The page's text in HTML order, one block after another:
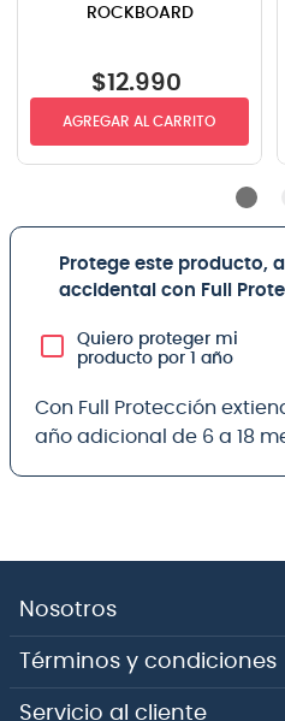
ROCKBOARD
$12.990
AGREGAR AL CARRITO
Protege este producto,
accidental con Full
Quiero proteger mi
producto por 1 año
Con Full Protección
año adicional de 6 a 18
Nosotros
Términos y condiciones
Servicio al cliente